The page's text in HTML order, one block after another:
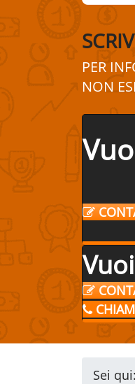
PER
NON
Sei qui: